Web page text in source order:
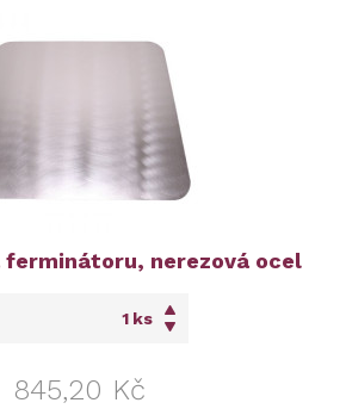
ferminátoru, nerezová ocel
ks
845,20 Kč